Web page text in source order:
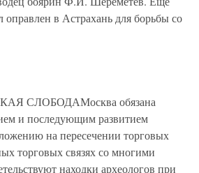
в Астрахань для борьбы со
СЛОБОДАМосква обязана
и последующим развитием
на пересечении торговых
торговых связях со многими
находки археологов при